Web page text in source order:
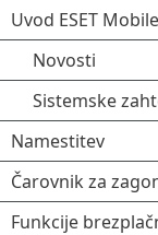
Uvod ESET
Novosti
Sistemske
Namestitev
Čarovnik za
Funkcije